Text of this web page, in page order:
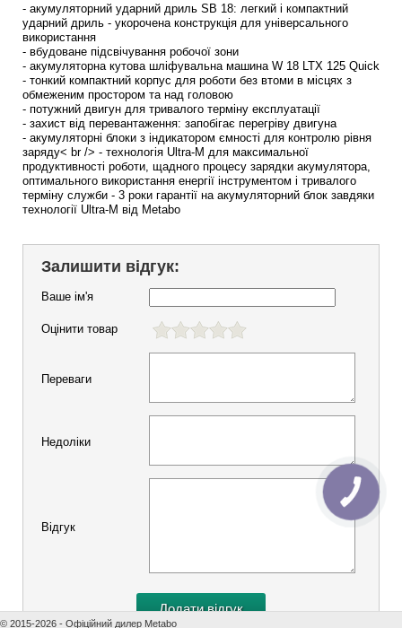
- акумуляторний ударний дриль SB 18: легкий і компактний
ударний дриль - укорочена конструкція для універсального
використання
- вбудоване підсвічування робочої зони
- акумуляторна кутова шліфувальна машина W 18 LTX 125 Quick
- тонкий компактний корпус для роботи без втоми в місцях з
обмеженим простором та над головою
- потужний двигун для тривалого терміну експлуатації
- захист від перевантаження: запобігає перегріву двигуна
- акумуляторні блоки з індикатором ємності для контролю рівня
заряду< br /> - технологія Ultra-M для максимальної
продуктивності роботи, щадного процесу зарядки акумулятора,
оптимального використання енергії інструментом і тривалого
терміну служби - 3 роки гарантії на акумуляторний блок завдяки
технології Ultra-M від Metabo
Залишити відгук:
Ваше ім'я
Оцінити товар
Переваги
Недоліки
Відгук
© 2015-2026 - Офіційний дилер Metabo
КНОПКА
ЗВ'ЯЗКУ